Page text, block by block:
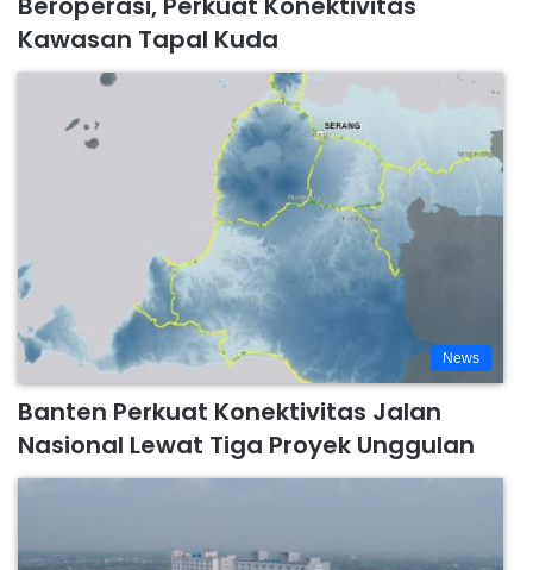
Kawasan Tapal Kuda
News
Banten Perkuat Konektivitas Jalan
Nasional Lewat Tiga Proyek Unggulan